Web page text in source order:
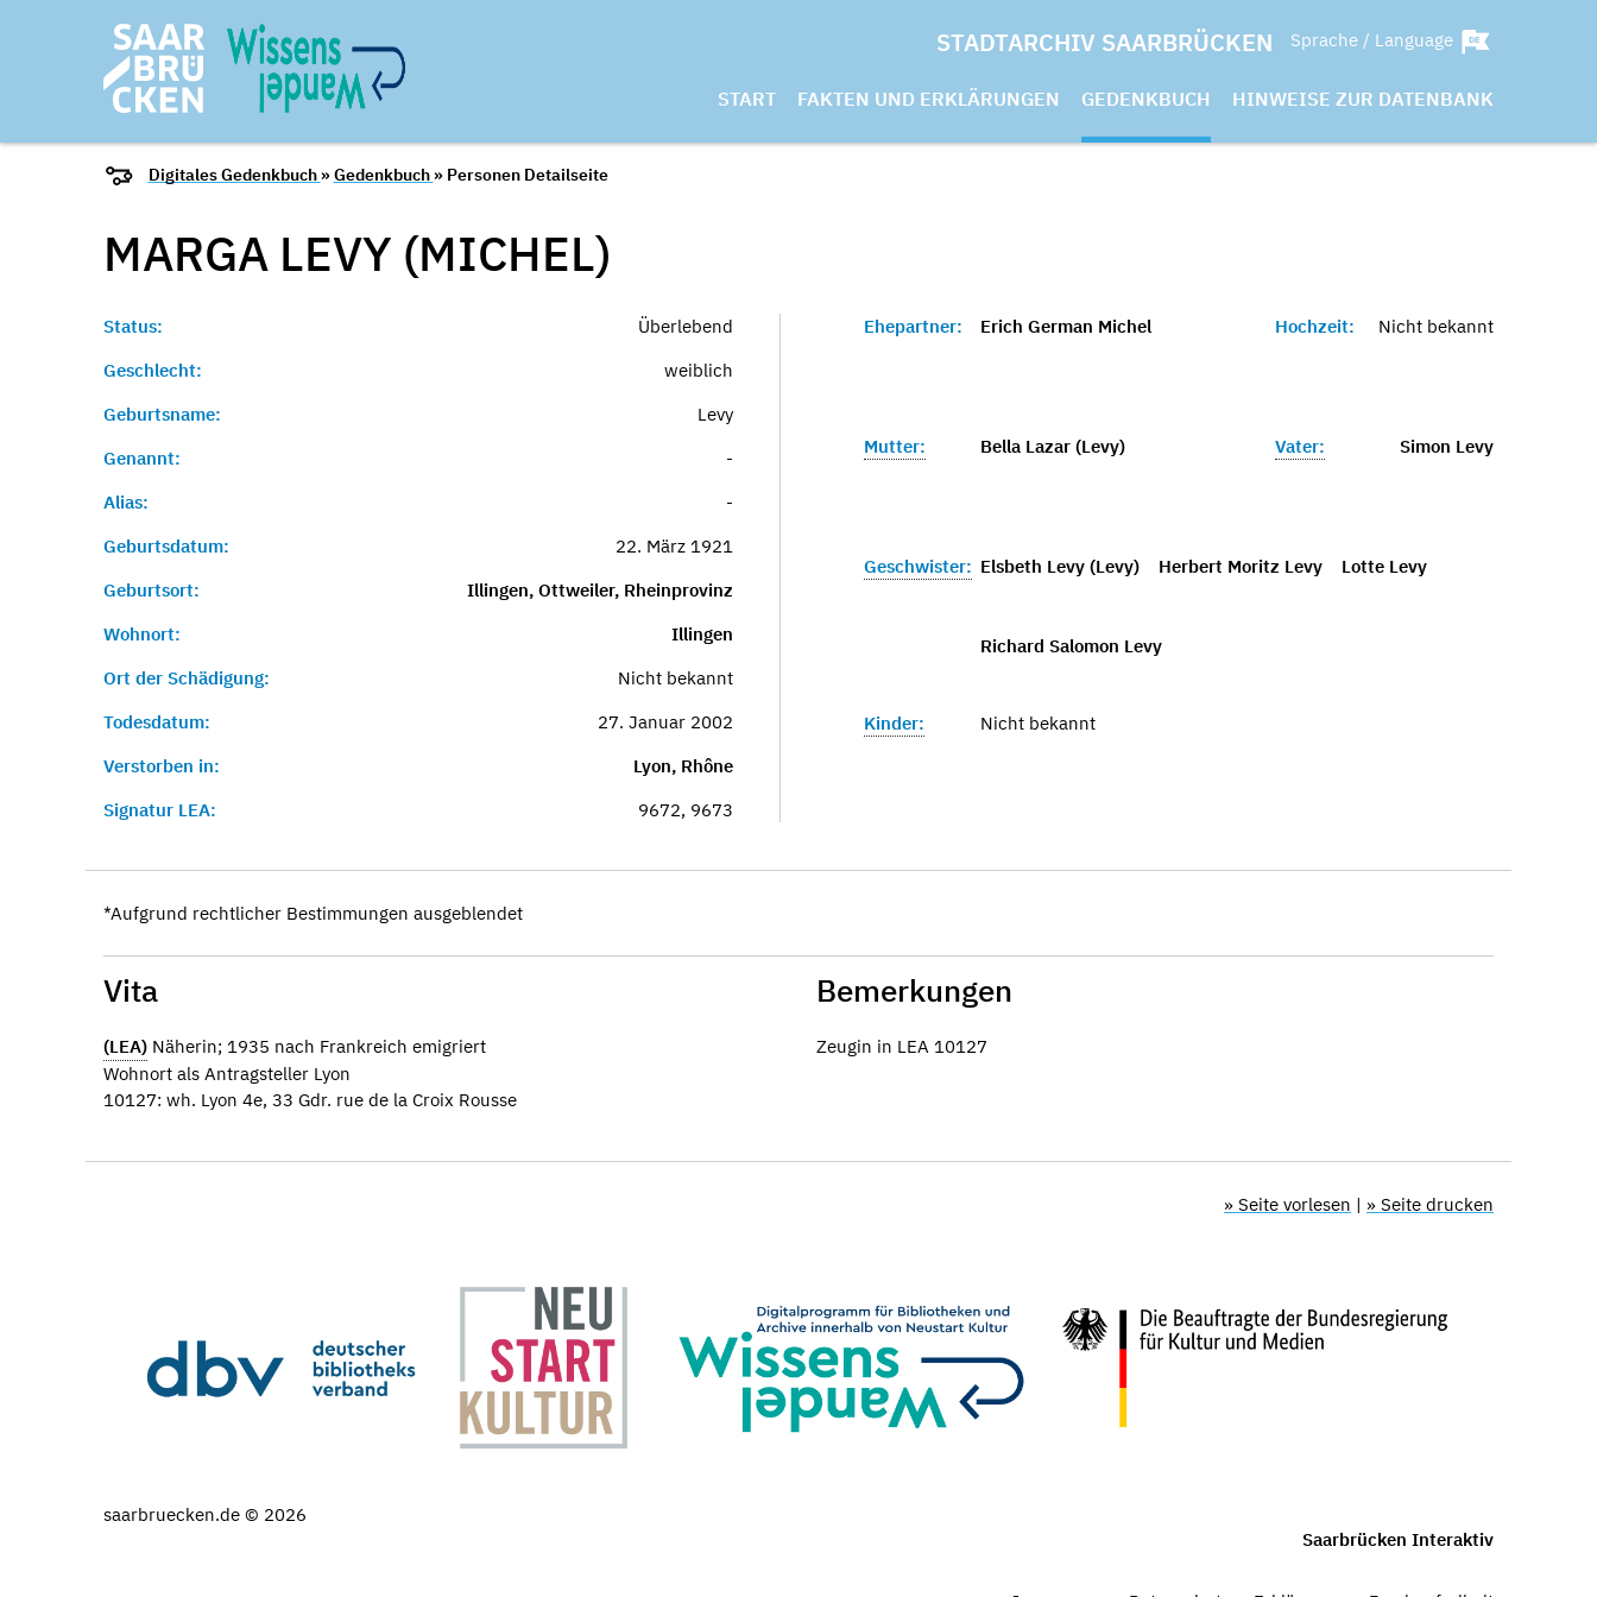
STADTARCHIV SAARBRÜCKEN Sprache / Language
START FAKTEN UND ERKLÄRUNGEN GEDENKBUCH HINWEISE ZUR DATENBANK
Digitales Gedenkbuch »Gedenkbuch » Personen Detailseite
MARGA LEVY (MICHEL)
Status:
Überlebend
Geschlecht:
weiblich
Geburtsname:
Levy
Genannt:
-
Alias:
-
Geburtsdatum:
22. März 1921
Geburtsort:
Illingen, Ottweiler, Rheinprovinz
Wohnort:
Illingen
Ort der Schädigung:
Nicht bekannt
Todesdatum:
27. Januar 2002
Verstorben in:
Lyon, Rhône
Signatur LEA:
9672, 9673
Ehepartner: Erich German Michel Hochzeit: Nicht bekannt
Mutter: Bella Lazar (Levy) Vater: Simon Levy
Geschwister: Elsbeth Levy (Levy) Herbert Moritz Levy Lotte Levy
Richard Salomon Levy
Kinder: Nicht bekannt
*Aufgrund rechtlicher Bestimmungen ausgeblendet
Vita
(LEA) Näherin; 1935 nach Frankreich emigriert
Wohnort als Antragsteller Lyon
10127: wh. Lyon 4e, 33 Gdr. rue de la Croix Rousse
Bemerkungen
Zeugin in LEA 10127
» Seite vorlesen | » Seite drucken
saarbruecken.de © 2026
Saarbrücken Interaktiv